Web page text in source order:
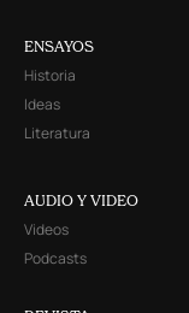
ENSAYOS
Historia
Ideas
Literatura
AUDIO Y VIDEO
Videos
Podcasts